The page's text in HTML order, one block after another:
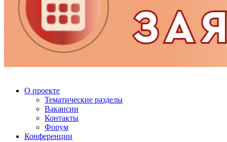
О проекте
Тематические разделы
Вакансии
Контакты
Форум
Конференции